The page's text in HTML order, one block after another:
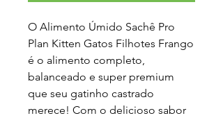
O Alimento Úmido Sachê Pro
Plan Kitten Gatos Filhotes Frango
é o alimento completo,
balanceado e super premium
que seu gatinho castrado
merece! Com o delicioso sabor